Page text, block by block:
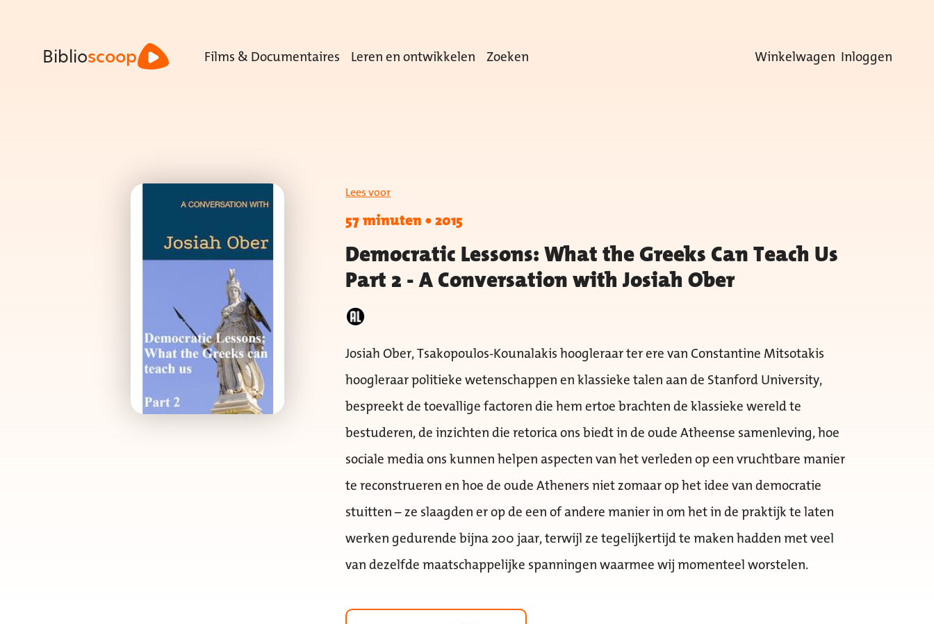
Biblioscoop Films & Documentaires Leren en ontwikkelen Zoeken Winkelwagen Inloggen
Lees voor
57 minuten•2015
Democratic Lessons: What the Greeks Can Teach Us
Part 2 - A Conversation with Josiah Ober
Josiah Ober, Tsakopoulos-Kounalakis hoogleraar ter ere van Constantine Mitsotakis
hoogleraar politieke wetenschappen en klassieke talen aan de Stanford University,
bespreekt de toevallige factoren die hem ertoe brachten de klassieke wereld te
bestuderen, de inzichten die retorica ons biedt in de oude Atheense samenleving, hoe
sociale media ons kunnen helpen aspecten van het verleden op een vruchtbare manier
te reconstrueren en hoe de oude Atheners niet zomaar op het idee van democratie
stuitten – ze slaagden er op de een of andere manier in om het in de praktijk te laten
werken gedurende bijna 200 jaar, terwijl ze tegelijkertijd te maken hadden met veel
van dezelfde maatschappelijke spanningen waarmee wij momenteel worstelen.